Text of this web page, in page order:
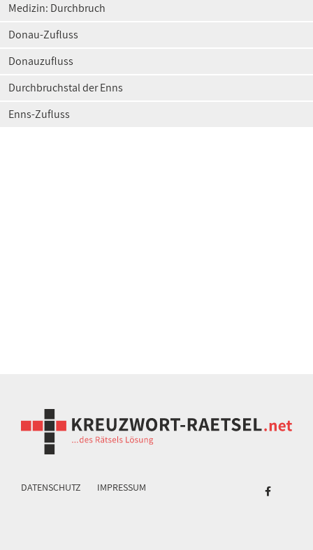
Medizin: Durchbruch
Donau-Zufluss
Donauzufluss
Durchbruchstal der Enns
Enns-Zufluss
DATENSCHUTZ IMPRESSUM